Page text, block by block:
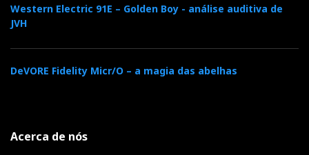
Western Electric 91E – Golden Boy - análise auditiva de
JVH
DeVORE Fidelity Micr/O – a magia das abelhas
Acerca de nós